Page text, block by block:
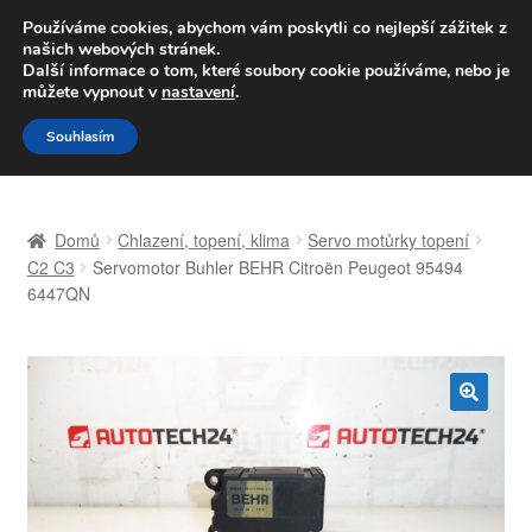
DOPRAVA od 139,-Kč
Volejte po-pá 9-16 704 494 494
Přeskočit
na
navigaci
Přejít
k
obsahu
Celosvětová doprava
Košík
Můj účet
Domů Chlazení, topení, klima
Servo motůrky topení
C2 C3
Servomotor Buhler BEHR Citroën Peugeot 95494
6447QN
🔍
Používáme cookies, abychom vám poskytli co nejlepší zážitek z
našich webových stránek.
Další informace o tom, které soubory cookie používáme, nebo je
můžete vypnout v nastavení.
Souhlasím